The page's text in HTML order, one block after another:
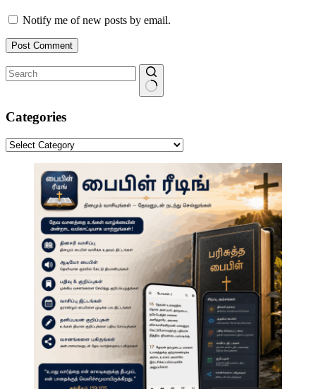
Notify me of new posts by email.
Post Comment
results
Categories
Categories